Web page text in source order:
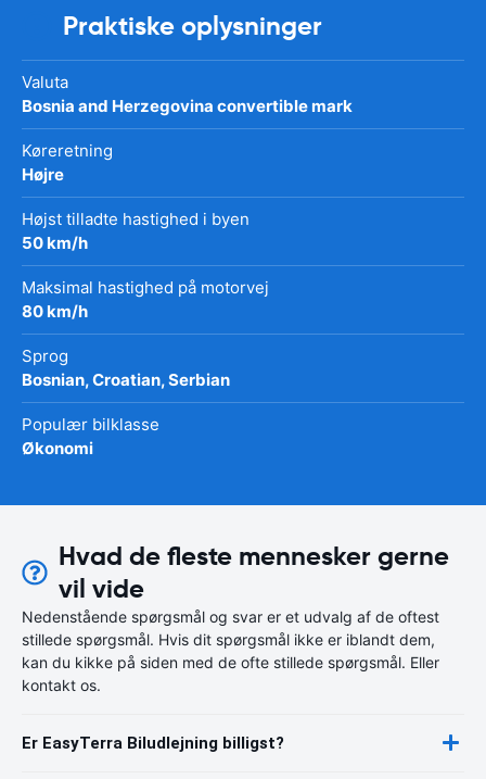
Praktiske oplysninger
Valuta
Bosnia and Herzegovina convertible mark
Køreretning
Højre
Højst tilladte hastighed i byen
50 km/h
Maksimal hastighed på motorvej
80 km/h
Sprog
Bosnian, Croatian, Serbian
Populær bilklasse
Økonomi
Hvad de fleste mennesker gerne
vil vide
Nedenstående spørgsmål og svar er et udvalg af de oftest
stillede spørgsmål. Hvis dit spørgsmål ikke er iblandt dem,
kan du kikke på siden med de ofte stillede spørgsmål. Eller
kontakt os.
Er EasyTerra Biludlejning billigst?